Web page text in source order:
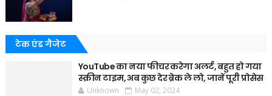
टेक एंड गैजेट
YouTube का नया फीचर करेगा अलर्ट, बहुत हो गया
स्क्रीन टाइम, अब कुछ देर ब्रेक ले लो, जानें पूरी प्रोसेस
Unknown May 02, 2024